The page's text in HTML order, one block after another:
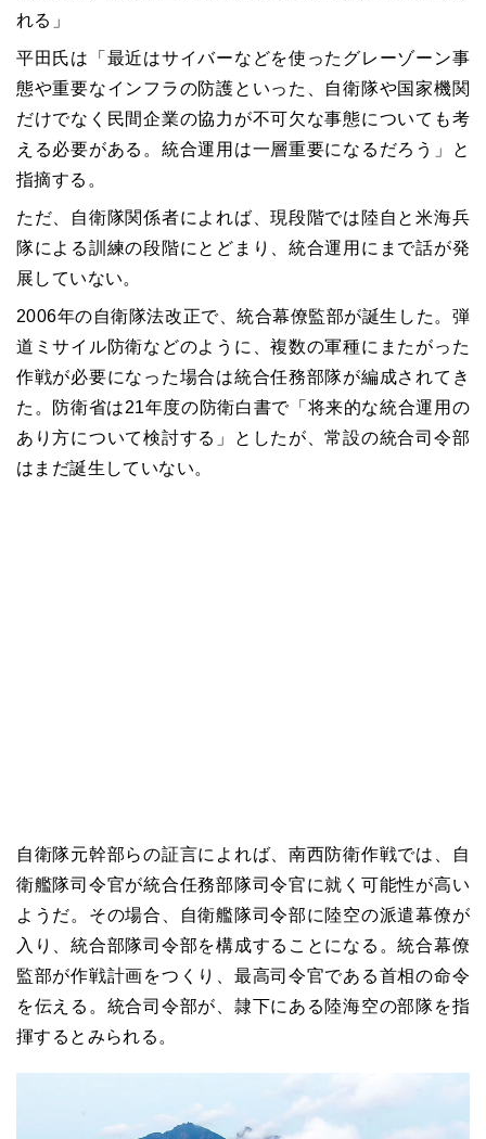
れる」
平田氏は「最近はサイバーなどを使ったグレーゾーン事
態や重要なインフラの防護といった、自衛隊や国家機関
だけでなく民間企業の協力が不可欠な事態についても考
える必要がある。統合運用は一層重要になるだろう」と
指摘する。
ただ、自衛隊関係者によれば、現段階では陸自と米海兵
隊による訓練の段階にとどまり、統合運用にまで話が発
展していない。
2006年の自衛隊法改正で、統合幕僚監部が誕生した。弾
道ミサイル防衛などのように、複数の軍種にまたがった
作戦が必要になった場合は統合任務部隊が編成されてき
た。防衛省は21年度の防衛白書で「将来的な統合運用の
あり方について検討する」としたが、常設の統合司令部
はまだ誕生していない。
自衛隊元幹部らの証言によれば、南西防衛作戦では、自
衛艦隊司令官が統合任務部隊司令官に就く可能性が高い
ようだ。その場合、自衛艦隊司令部に陸空の派遣幕僚が
入り、統合部隊司令部を構成することになる。統合幕僚
監部が作戦計画をつくり、最高司令官である首相の命令
を伝える。統合司令部が、隷下にある陸海空の部隊を指
揮するとみられる。